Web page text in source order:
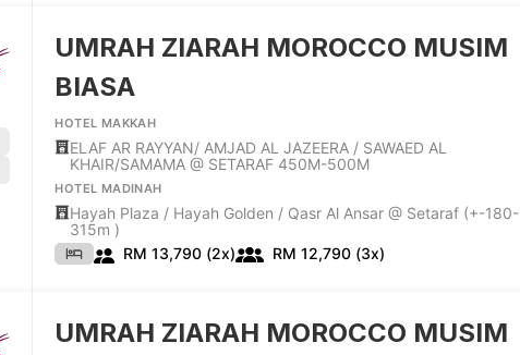
UMRAH ZIARAH MOROCCO MUSIM
BIASA
HOTEL MAKKAH
ELAF AR RAYYAN/ AMJAD AL JAZEERA / SAWAED AL
KHAIR/SAMAMA @ SETARAF 450M-500M
HOTEL MADINAH
Hayah Plaza / Hayah Golden / Qasr Al Ansar @ Setaraf (+-180-
315m )
RM 13,790 (2x)
RM 12,790 (3x)
UMRAH ZIARAH MOROCCO MUSIM